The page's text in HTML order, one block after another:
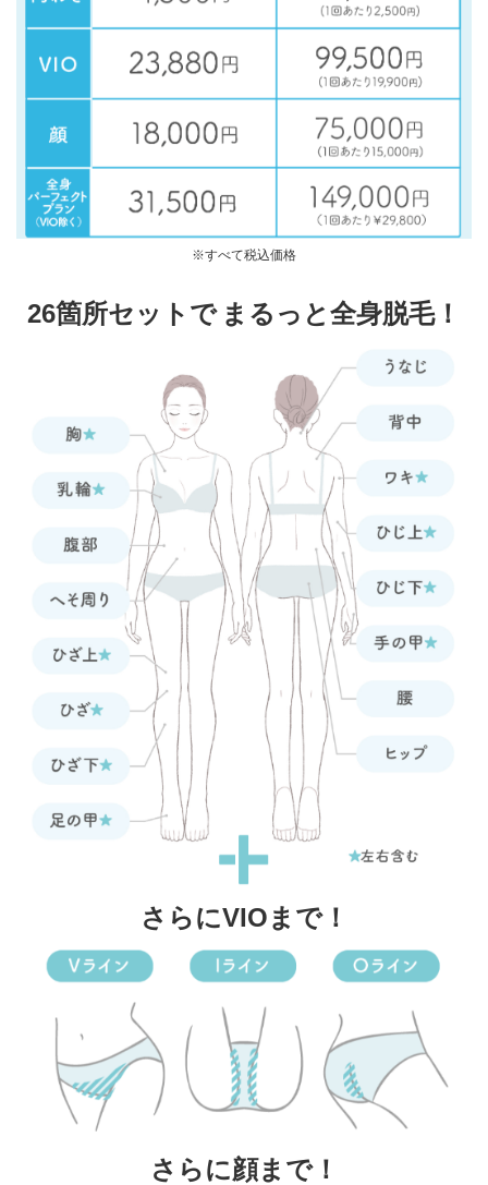
※すべて税込価格
26箇所セットで まるっと全身脱毛！
さらにVIOまで！
さらに顔まで！